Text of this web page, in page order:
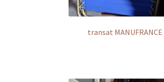
transat MANUFRANCE